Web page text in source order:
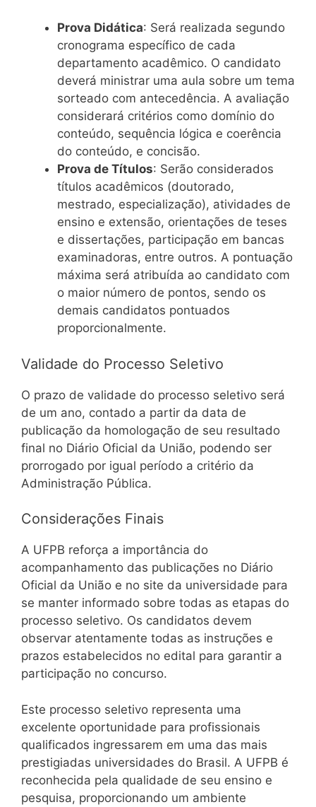
Prova Didática: Será realizada segundo
cronograma específico de cada
departamento acadêmico. O candidato
deverá ministrar uma aula sobre um tema
sorteado com antecedência. A avaliação
considerará critérios como domínio do
conteúdo, sequência lógica e coerência
do conteúdo, e concisão.
Prova de Títulos: Serão considerados
títulos acadêmicos (doutorado,
mestrado, especialização), atividades de
ensino e extensão, orientações de teses
e dissertações, participação em bancas
examinadoras, entre outros. A pontuação
máxima será atribuída ao candidato com
o maior número de pontos, sendo os
demais candidatos pontuados
proporcionalmente.
Validade do Processo Seletivo
O prazo de validade do processo seletivo será
de um ano, contado a partir da data de
publicação da homologação de seu resultado
final no Diário Oficial da União, podendo ser
prorrogado por igual período a critério da
Administração Pública.
Considerações Finais
A UFPB reforça a importância do
acompanhamento das publicações no Diário
Oficial da União e no site da universidade para
se manter informado sobre todas as etapas do
processo seletivo. Os candidatos devem
observar atentamente todas as instruções e
prazos estabelecidos no edital para garantir a
participação no concurso.
Este processo seletivo representa uma
excelente oportunidade para profissionais
qualificados ingressarem em uma das mais
prestigiadas universidades do Brasil. A UFPB é
reconhecida pela qualidade de seu ensino e
pesquisa, proporcionando um ambiente